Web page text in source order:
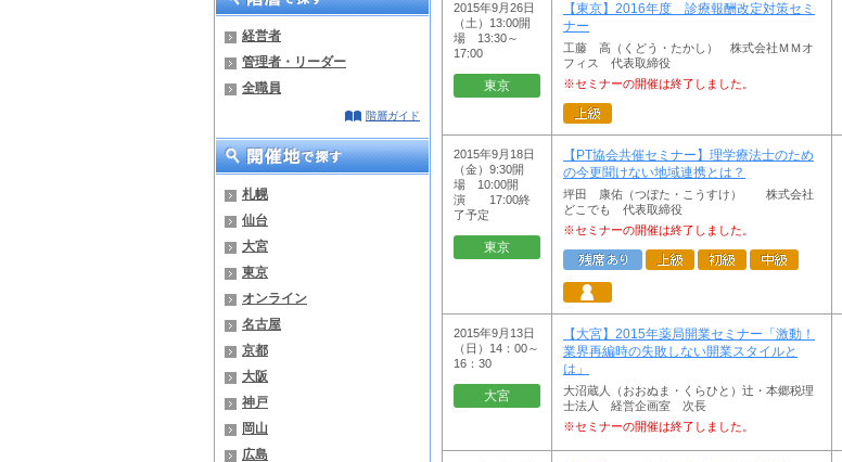
経営者
管理者・リーダー
全職員
階層ガイド
札幌
仙台
大宮
東京
オンライン
名古屋
京都
大阪
神戸
岡山
広島
2015年9月26日
（土）13:00開
場 13:30～
17:00
東京
【東京】2016年度 診療報酬改定対策セミ
ナー
工藤 高（くどう・たかし） 株式会社ＭＭオ
フィス 代表取締役
※セミナーの開催は終了しました。
2015年9月18日
（金）9:30開
場 10:00開
演 17:00終
了予定
東京
【PT協会共催セミナー】理学療法士のため
の今更聞けない地域連携とは？
坪田 康佑（つぼた・こうすけ） 株式会社
どこでも 代表取締役
※セミナーの開催は終了しました。
2015年9月13日
（日）14：00～
16：30
大宮
【大宮】2015年薬局開業セミナー「激動！
業界再編時の失敗しない開業スタイルと
は」
大沼蔵人（おおぬま・くらひと）辻・本郷税理
士法人 経営企画室 次長
※セミナーの開催は終了しました。